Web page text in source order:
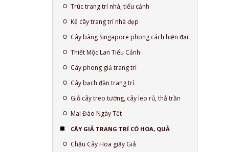
Trúc trang trí nhà, tiểu cảnh
Kệ cây trang trí nhà đẹp
Cây bàng Singapore phong cách hiện đại
Thiết Mộc Lan Tiểu Cảnh
Cây phong giả trang trí
Cây bạch đàn trang trí
Giỏ cây treo tường, cây leo rủ, thả trần
Mai Đào Ngày Tết
CÂY GIẢ TRANG TRÍ CÓ HOA, QUẢ
Chậu Cây Hoa giấy Giả